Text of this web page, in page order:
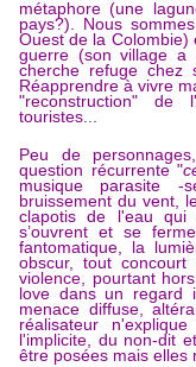
métaphore (une
pays?). Nous
Ouest de la Colombie)
guerre (son village a
cherche refuge chez
Réapprendre à vivre
"reconstruction" de
touristes
Peu de
question récurrente"
musique parasite
bruissement du vent,
clapotis de l'eau qui
s’ouvrent et se
fantomatique, la
obscur, tout
violence, pourtant
love dans un regard
menace diffuse,
réalisateur
l'implicite, du non-dit
être posées mais elles